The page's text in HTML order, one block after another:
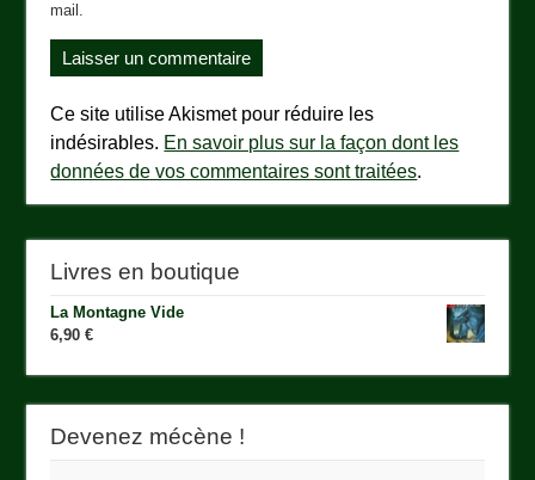
mail.
Ce site utilise Akismet pour réduire les
indésirables. En savoir plus sur la façon dont les
données de vos commentaires sont traitées.
Livres en boutique
La Montagne Vide
6,90€
Devenez mécène !